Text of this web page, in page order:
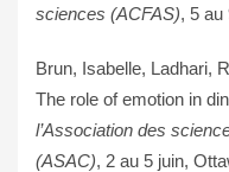
sciences (ACFAS), 5 au
Brun, Isabelle, Ladhari,
The role of emotion in
l’Association des
(ASAC), 2 au 5 juin,